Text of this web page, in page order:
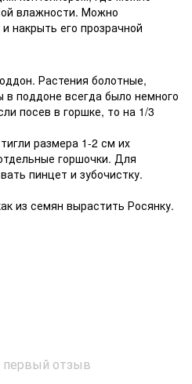
влажности. Можно
накрыть его прозрачной
Растения болотные,
поддоне всегда было немного
посев в горшке, то на 1/3
размера 1-2 см их
горшочки. Для
пинцет и зубочистку.
из семян вырастить Росянку.
первый отзыв